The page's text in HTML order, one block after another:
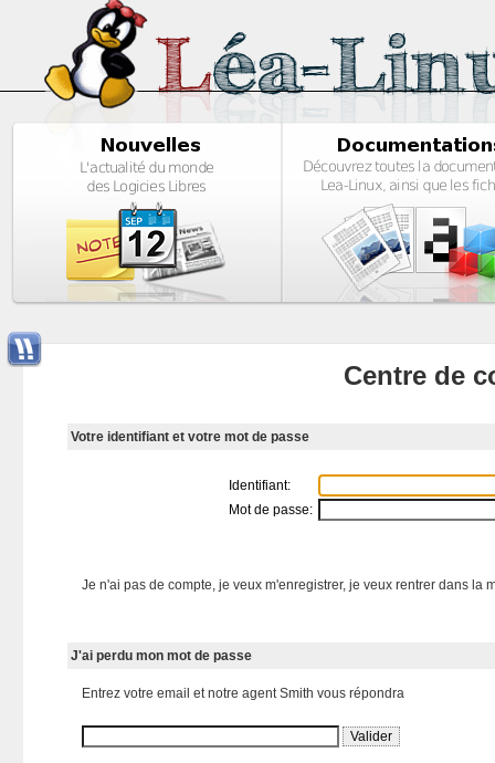
Centre de
Votre identifiant et votre mot de passe
Identifiant:
Mot de passe:
Je n'ai pas de compte, je veux m'enregistrer, je veux rentrer dans la
J'ai perdu mon mot de passe
Entrez votre email et notre agent Smith vous répondra